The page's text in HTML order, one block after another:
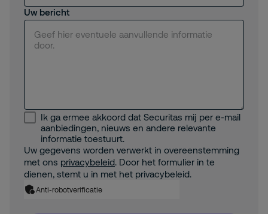
Uw bericht
Ik ga ermee akkoord dat Securitas mij per e-mail
aanbiedingen, nieuws en andere relevante
informatie toestuurt.
Uw gegevens worden verwerkt in overeenstemming
met ons privacybeleid. Door het formulier in te
dienen, stemt u in met het privacybeleid.
Anti-robotverificatie